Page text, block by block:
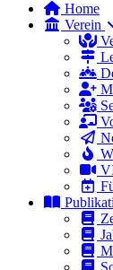
Home
Verein